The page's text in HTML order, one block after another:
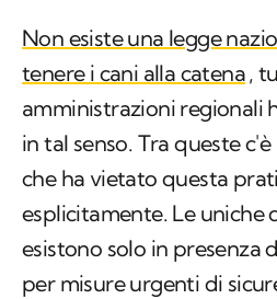
Non esiste una legge
tenere i cani alla catena,
amministrazioni regionali
in tal senso. Tra queste
che ha vietato questa
esplicitamente. Le uniche
esistono solo in presenza
per misure urgenti di